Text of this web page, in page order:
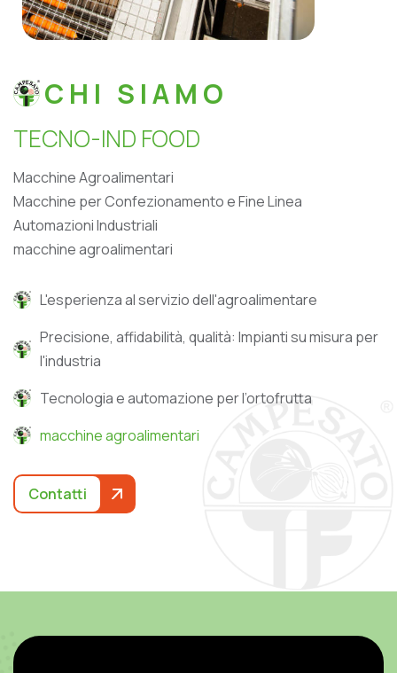
CHI SIAMO
TECNO-IND FOOD
Macchine Agroalimentari
Macchine per Confezionamento e Fine Linea
Automazioni Industriali
macchine agroalimentari
L'esperienza al servizio dell'agroalimentare
Precisione, affidabilità, qualità: Impianti su misura per
l'industria
Tecnologia e automazione per l’ortofrutta
macchine agroalimentari
Contatti